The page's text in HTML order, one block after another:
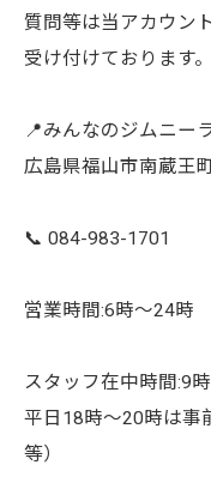
質問等は当アカウン
受け付けております。
📍みんなのジムニー
広島県福山市南蔵王
📞 084-983-1701
営業時間:6時〜24時
スタッフ在中時間
平日18時〜20時は事
等）